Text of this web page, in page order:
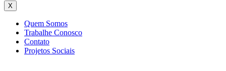
X
Quem Somos
Trabalhe Conosco
Contato
Projetos Sociais